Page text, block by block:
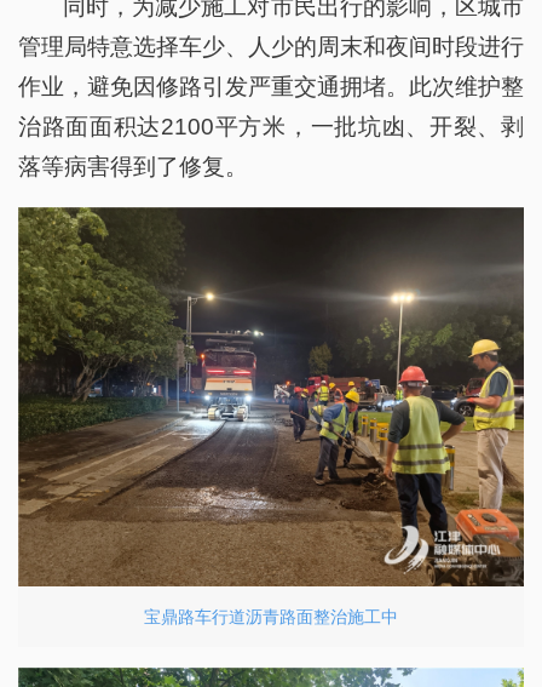
同时，为减少施工对市民出行的影响，区城市
管理局特意选择车少、人少的周末和夜间时段进行
作业，避免因修路引发严重交通拥堵。此次维护整
治路面面积达2100平方米，一批坑凼、开裂、剥
落等病害得到了修复。
宝鼎路车行道沥青路面整治施工中